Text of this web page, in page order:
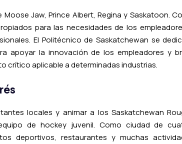
Jaw, Prince Albert, Regina y Saskatoon.
para las necesidades de los
El Politécnico de Saskatchewan se
apoyar la innovación de los empleadores y
crítico aplicable a determinadas industrias.
locales y animar a los Saskatchewan
de hockey juvenil. Como ciudad de
deportivos, restaurantes y muchas